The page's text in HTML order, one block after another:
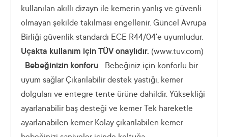
kullanılan akıllı dizayn ile kemerin yanlış ve güvenli
olmayan şekilde takılması engellenir. Güncel Avrupa
Birliği güvenlik standardı ECE R44/04'e uyumludur.
Uçakta kullanım için TÜV onaylıdır. (www.tuv.com)
Bebeğinizin konforu Bebeğiniz için konforlu bir
uyum sağlar Çıkarılabilir destek yastığı, kemer
dolguları ve entegre tente ürüne dahildir. Yüksekliği
ayarlanabilir baş desteği ve kemer Tek hareketle
ayarlanabilen kemer Kolay çıkarılabilen kemer